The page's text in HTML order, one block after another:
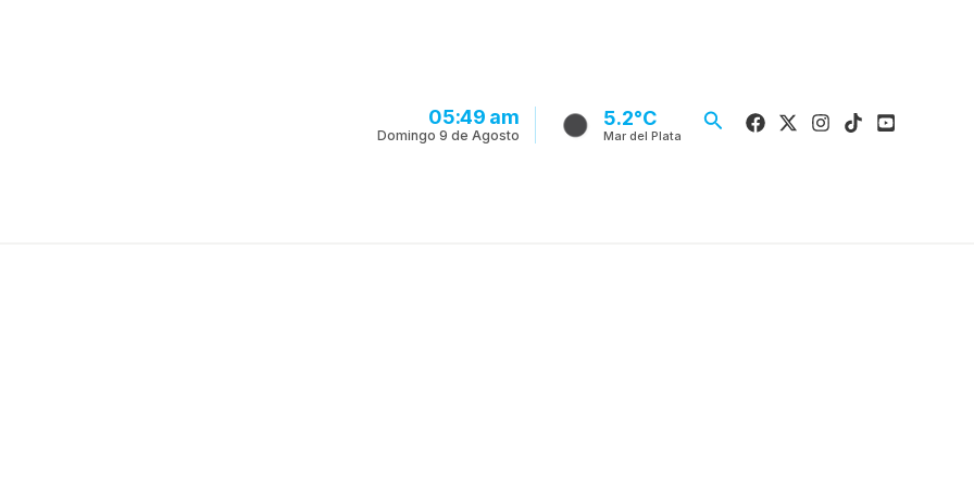
05:49 am
Domingo 9 de Agosto
5.2°C
Mar del Plata
Buscar